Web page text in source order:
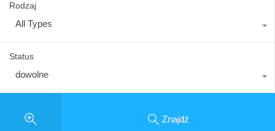
Rodzaj
All Types
Status
dowolne
Znajdź